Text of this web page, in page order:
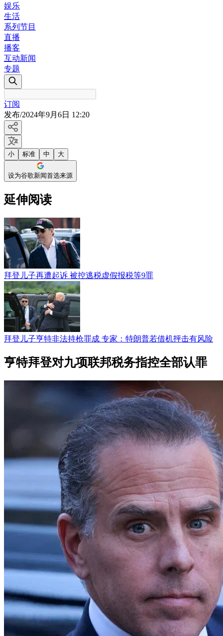
娱乐
生活
系列节目
直播
播客
互动新闻
专题
订阅
发布/2024年9月6日 12:20
小 标准 中 大
设为谷歌新闻首选来源
延伸阅读
拜登儿子再遭起诉 被控逃税虚假报税等9罪
拜登儿子亨特非法持枪罪成 专家：特朗普若借机抨击有风险
亨特拜登对九项联邦税务指控全部认罪